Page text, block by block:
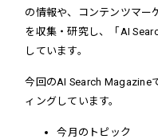
の情報や、コンテンツマー
を収集・研究し、「AI
しています。
今回のAI Search Magazine
ィングしています。
今月のトピック